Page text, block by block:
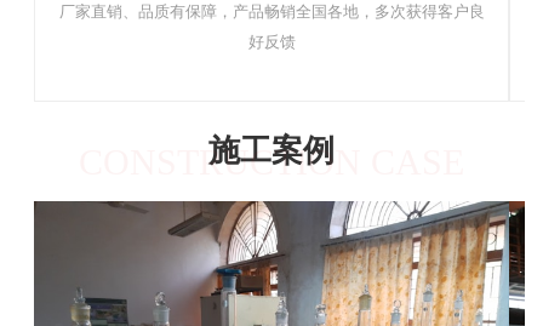
厂家直销、品质有保障，产品畅销全国各地，多次获得客户良
好反馈
施工案例
CONSTRUCTION CASE